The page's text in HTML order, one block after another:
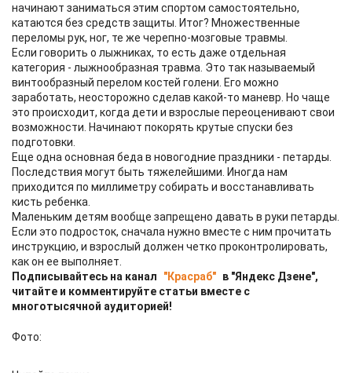
начинают заниматься этим спортом самостоятельно,
катаются без средств защиты. Итог? Множественные
переломы рук, ног, те же черепно-мозговые травмы.
Если говорить о лыжниках, то есть даже отдельная
категория - лыжнообразная травма. Это так называемый
винтообразный перелом костей голени. Его можно
заработать, неосторожно сделав какой-то маневр. Но чаще
это происходит, когда дети и взрослые переоценивают свои
возможности. Начинают покорять крутые спуски без
подготовки.
Еще одна основная беда в новогодние праздники - петарды.
Последствия могут быть тяжелейшими. Иногда нам
приходится по миллиметру собирать и восстанавливать
кисть ребенка.
Маленьким детям вообще запрещено давать в руки петарды.
Если это подросток, сначала нужно вместе с ним прочитать
инструкцию, и взрослый должен четко проконтролировать,
как он ее выполняет.
Подписывайтесь на канал
"Красраб" в "Яндекс Дзене",
читайте и комментируйте статьи вместе с
многотысячной аудиторией!
Фото: